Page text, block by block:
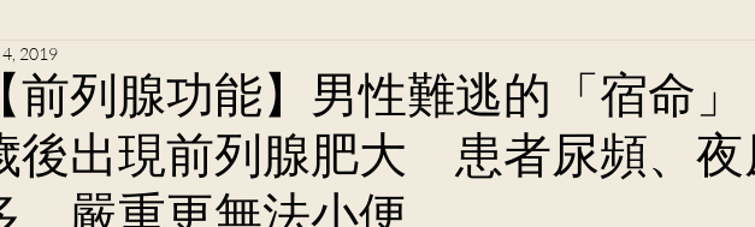
Chow
Wah Dr. Lee Man Hin, Menelik Urology Dr. Ho Kwok Leung,
【前列腺功能】男性難逃的「宿命
後出現前列腺肥大 患者尿頻、夜
、嚴重更無法小便
4, 2019